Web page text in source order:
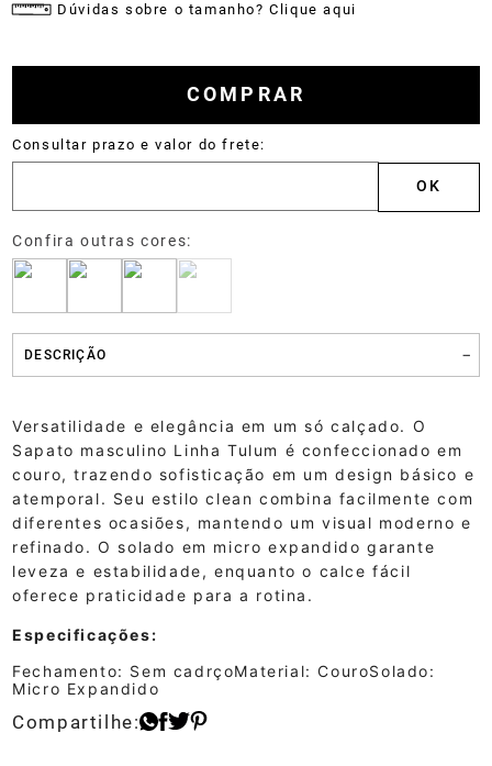
Dúvidas sobre o tamanho? Clique aqui
COMPRAR
DESCRIÇÃO
Versatilidade e elegância em um só calçado. O
Sapato masculino Linha Tulum é confeccionado em
couro, trazendo sofisticação em um design básico e
atemporal. Seu estilo clean combina facilmente com
diferentes ocasiões, mantendo um visual moderno e
refinado. O solado em micro expandido garante
leveza e estabilidade, enquanto o calce fácil
oferece praticidade para a rotina.
Especificações:
Fechamento: Sem cadrçoMaterial: CouroSolado:
Micro Expandido